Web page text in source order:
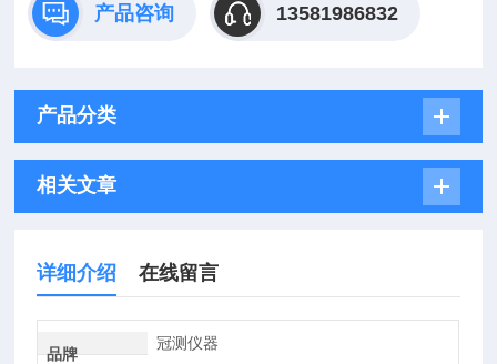
产品咨询 13581986832
产品分类
相关文章
详细介绍 在线留言
品牌
冠测仪器